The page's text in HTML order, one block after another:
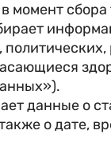
момент
данные о
о дате,